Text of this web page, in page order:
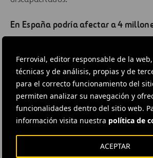
Ferrovial, editor responsable de la
técnicas y de análisis, propias y de
para el correcto funcionamiento del
permiten analizar su navegación y
funcionalidades dentro del sitio web.
información visita nuestra política de
ACEPTAR
En España podría afectar a 4
con toda probabilidad, mucho más
Alemania. Aunque el parque
inferior al alemán, su renovación
menor, a pesar de los esfuerzos de
o ‘Prever’. Sin embargo, la idea de
las grandes ciudades a los vehículos
no sería nueva. El equipo